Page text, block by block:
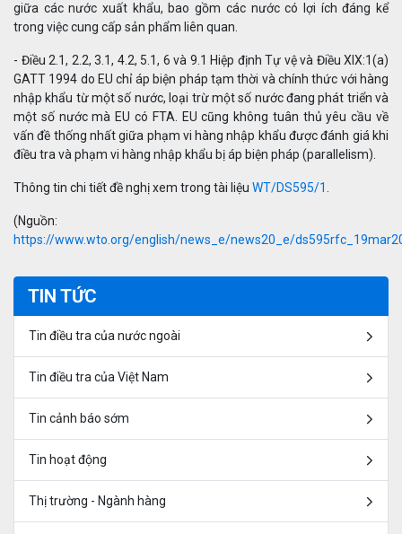
giữa các nước xuất khẩu, bao gồm các nước có lợi ích đáng kể
trong việc cung cấp sản phẩm liên quan.
- Điều 2.1, 2.2, 3.1, 4.2, 5.1, 6 và 9.1 Hiệp định Tự vệ và Điều XIX:1(a)
GATT 1994 do EU chỉ áp biện pháp tạm thời và chính thức với hàng
nhập khẩu từ một số nước, loại trừ một số nước đang phát triển và
một số nước mà EU có FTA. EU cũng không tuân thủ yêu cầu về
vấn đề thống nhất giữa phạm vi hàng nhập khẩu được đánh giá khi
điều tra và phạm vi hàng nhập khẩu bị áp biện pháp (parallelism).
Thông tin chi tiết đề nghị xem trong tài liệu WT/DS595/1
(Nguồn:
https://www.wto.org/english/news_e/news20_e/
TIN TỨC
Tin điều tra của nước ngoài
Tin điều tra của Việt Nam
Tin cảnh báo sớm
Tin hoạt động
Thị trường - Ngành hàng